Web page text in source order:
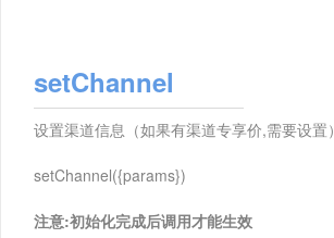
setChannel
设置渠道信息（如果有渠道专享价,需要设置）
setChannel({params})
注意:初始化完成后调用才能生效